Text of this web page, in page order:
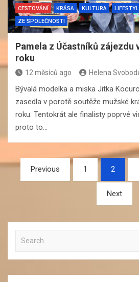
CESTOVÁNÍ
KRÁSA KULTURA
ZE SPOLEČNOSTI
Pamela z Účastníků zájezdu
roku
12 měsíců ago Helena
Bývalá modelka a miska Jitka
zasedla v porotě soutěže mužské
roku. Tentokrát ale finalisty poprvé
proto to…
Navigace
pro
Previous 1 2
Next
a
r